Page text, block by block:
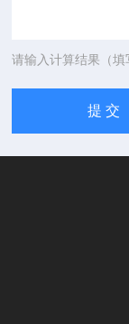
请输入计算结果（